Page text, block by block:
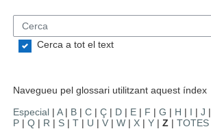
Cerca
Cerca a tot el text
Navegueu pel glossari utilitzant aquest índex
Especial |A| B |C |Ç | D | E | F |G | H | I |J |
P |Q | R | S |T | U |V |W | X |Y |Z |TOTES